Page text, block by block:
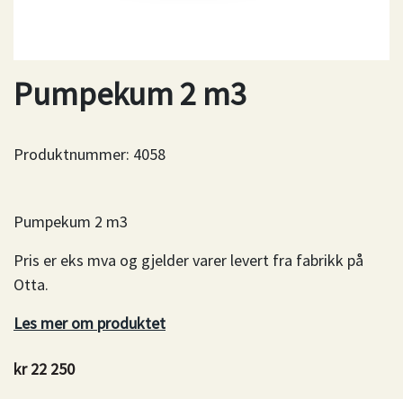
Pumpekum 2 m3
Produktnummer: 4058
Pumpekum 2 m3
Pris er eks mva og gjelder varer levert fra fabrikk på
Otta.
Les mer om produktet
kr22 250